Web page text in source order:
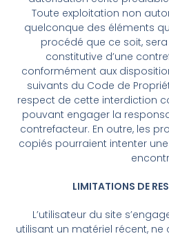
Toute exploitation non
quelconque des éléments
procédé que ce soit,
constitutive d’une
conformément aux
suivants du Code de
respect de cette interdiction
pouvant engager la
contrefacteur. En outre, les
copiés pourraient intenter
LIMITATIONS DE
L’utilisateur du site
utilisant un matériel récent,